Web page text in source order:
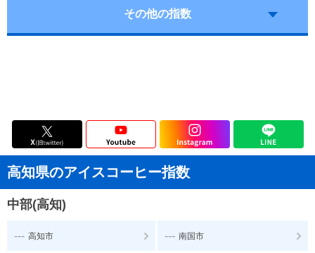
その他の指数
高知県のアイスコーヒー指数
中部(高知)
--- 高知市 --- 南国市